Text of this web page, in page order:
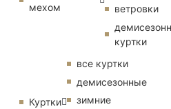
мехом
ветровки
куртки
Куртки
все куртки
демисезонные
зимние